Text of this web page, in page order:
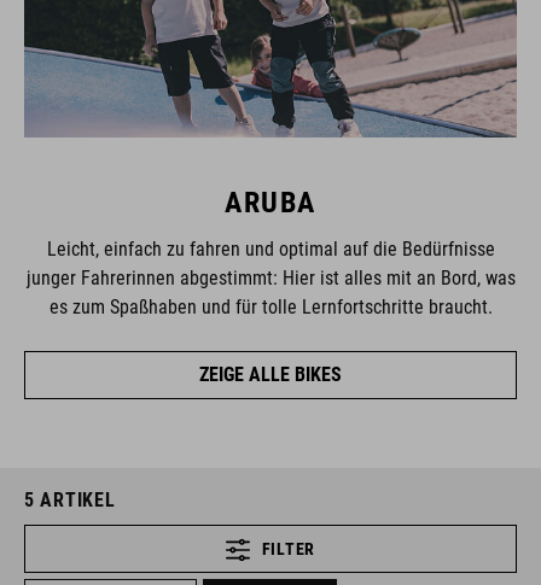
ARUBA
Leicht, einfach zu fahren und optimal auf die Bedürfnisse
junger Fahrerinnen abgestimmt: Hier ist alles mit an Bord, was
es zum Spaßhaben und für tolle Lernfortschritte braucht.
ZEIGE ALLE BIKES
5 ARTIKEL
FILTER